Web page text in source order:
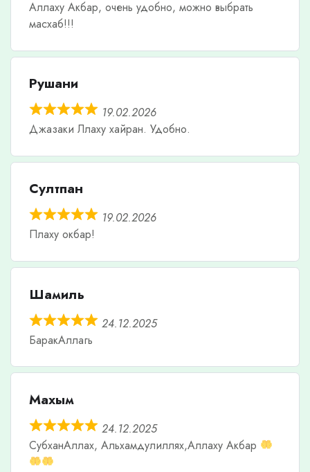
Аллаху Акбар, очень удобно, можно выбрать
масхаб!!!
Рушани
19.02.2026
Джазаки Ллаху хайран. Удобно.
Султпан
19.02.2026
Плаху окбар!
Шамиль
24.12.2025
БаракАллагь
Махым
24.12.2025
СубханАллах, Альхамдулиллях,Аллаху Акбар